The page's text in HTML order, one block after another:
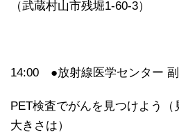
（武蔵村山市残堀1-60-3）
14:00 ●放射線医学センター
PET検査でがんを見つけよう（
大きさは）